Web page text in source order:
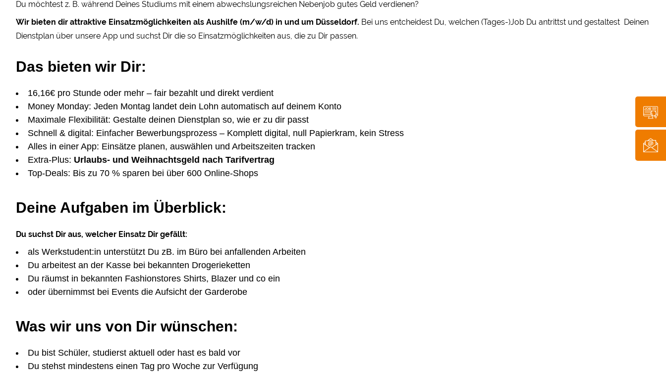
Du möchtest z. B. während Deines Studiums mit einem abwechslungsreichen Nebenjob gutes Geld verdienen?
Wir bieten dir attraktive Einsatzmöglichkeiten als Aushilfe (m/w/d) in und um Düsseldorf. Bei uns entcheidest Du, welchen (Tages-)Job Du antrittst und gestaltest Deinen
Dienstplan über unsere App und suchst Dir die so Einsatzmöglichkeiten aus, die zu Dir passen.
Das bieten wir Dir:
16,16€ pro Stunde oder mehr – fair bezahlt und direkt verdient
Money Monday: Jeden Montag landet dein Lohn automatisch auf deinem Konto
Maximale Flexibilität: Gestalte deinen Dienstplan so, wie er zu dir passt
Schnell & digital: Einfacher Bewerbungsprozess – Komplett digital, null Papierkram, kein Stress
Alles in einer App: Einsätze planen, auswählen und Arbeitszeiten tracken
Extra-Plus: Urlaubs- und Weihnachtsgeld nach Tarifvertrag
Top-Deals: Bis zu 70 % sparen bei über 600 Online-Shops
Deine Aufgaben im Überblick:
Du suchst Dir aus, welcher Einsatz Dir gefällt:
als Werkstudent:in unterstützt Du zB. im Büro bei anfallenden Arbeiten
Du arbeitest an der Kasse bei bekannten Drogerieketten
Du räumst in bekannten Fashionstores Shirts, Blazer und co ein
oder übernimmst bei Events die Aufsicht der Garderobe
Was wir uns von Dir wünschen:
Du bist Schüler, studierst aktuell oder hast es bald vor
Du stehst mindestens einen Tag pro Woche zur Verfügung